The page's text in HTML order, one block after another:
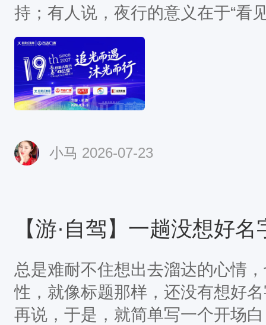
持；有人说，夜行的意义在于“
的轮廓，看见同伴喘息时的坚毅
行走而变得明亮的远方。写下你
此感受心声。
小马 2026-07-23
【游·自驾】一趟没想好
总是难耐不住想出去溜达的心情
性，就像标题那样，还没有想好
再说，于是，就简单写一个开场